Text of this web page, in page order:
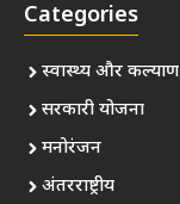
Categories
स्वास्थ्य और कल्याण
सरकारी योजना
मनोरंजन
अंतरराष्ट्रीय